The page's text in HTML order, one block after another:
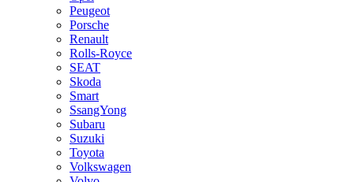
Peugeot
Porsche
Renault
Rolls-Royce
SEAT
Skoda
Smart
SsangYong
Subaru
Suzuki
Toyota
Volkswagen